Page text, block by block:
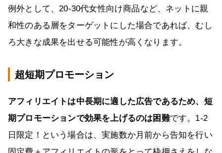
例外として、20-30代女性向け商品など、ネットに親
和性のある層をターゲットにした場合であれば、むし
ろ大きな成果を出せる可能性が高くなります。
超短期プロモーション
アフィリエイトは中長期に適した広告であるため、短
期プロモーションで効果を上げるのは困難です。1-2
日限定！という場合は、実施数か月前から告知を行い